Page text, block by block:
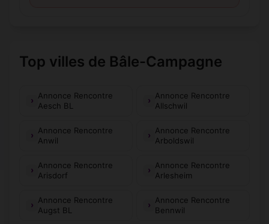
Top villes de Bâle-Campagne
Annonce Rencontre
Aesch BL
Annonce Rencontre
Allschwil
Annonce Rencontre
Anwil
Annonce Rencontre
Arboldswil
Annonce Rencontre
Arisdorf
Annonce Rencontre
Arlesheim
Annonce Rencontre
Augst BL
Annonce Rencontre
Bennwil